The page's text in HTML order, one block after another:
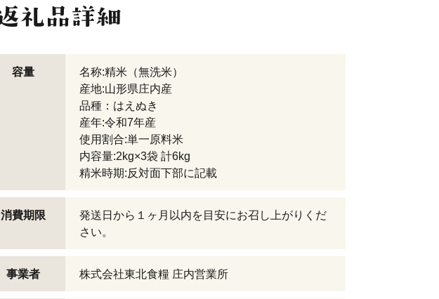
容量
名称:精米（無洗米）
産地:山形県庄内産
品種：はえぬき
産年:令和7年産
使用割合:単一原料米
内容量:2kg×3袋 計6kg
精米時期:反対面下部に記載
消費期限
発送日から１ヶ月以内を目安にお召し上がりくだ
さい。
事業者 株式会社東北食糧 庄内営業所